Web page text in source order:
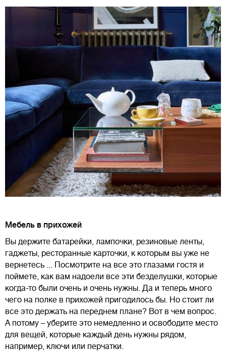
Мебель в прихожей
Вы держите батарейки, лампочки, резиновые ленты,
гаджеты, ресторанные карточки, к которым вы уже не
вернетесь ... Посмотрите на все это глазами гостя и
поймете, как вам надоели все эти безделушки, которые
когда-то были очень и очень нужны. Да и теперь много
чего на полке в прихожей пригодилось бы. Но стоит ли
все это держать на переднем плане? Вот в чем вопрос.
А потому – уберите это немедленно и освободите место
для вещей, которые каждый день нужны рядом,
например, ключи или перчатки.